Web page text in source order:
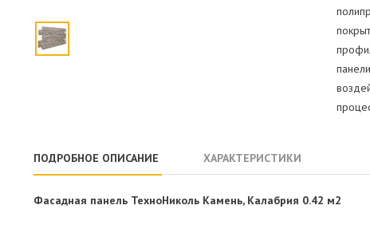
ПОДРОБНОЕ ОПИСАНИЕ ХАРАКТЕРИСТИКИ
Фасадная панель ТехноНиколь Камень, Калабрия 0.42 м2